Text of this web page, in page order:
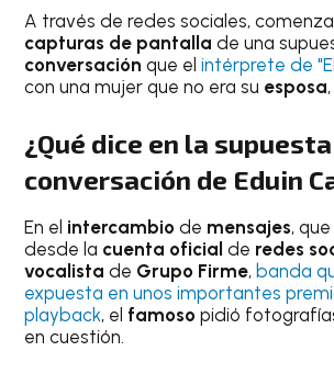
A través de redes sociales,
capturas de pantallade una
conversaciónque el intérprete de
con una mujer que no era su esposa
¿Qué dice en la supuesta
conversación de Eduin
En el intercambiode mensajes,
desde la cuenta oficialde redes
vocalistade Grupo Firme, banda
expuesta en unos importantes
playback, el famosopidió
en cuestión.